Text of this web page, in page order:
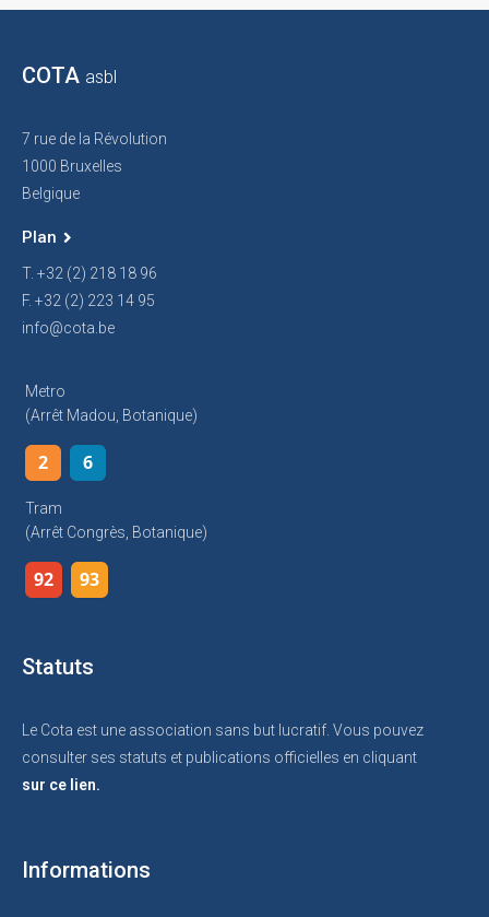
COTA asbl
7 rue de la Révolution
1000 Bruxelles
Belgique
Plan
T. +32 (2) 218 18 96
F. +32 (2) 223 14 95
info@cota.be
Metro
(arrêt Madou, Botanique)
2 6
Tram
(arrêt Congrès, Botanique)
92 93
Statuts
Le Cota est une association sans but lucratif. Vous pouvez
consulter ses statuts et publications officielles en cliquant
sur ce lien.
Informations